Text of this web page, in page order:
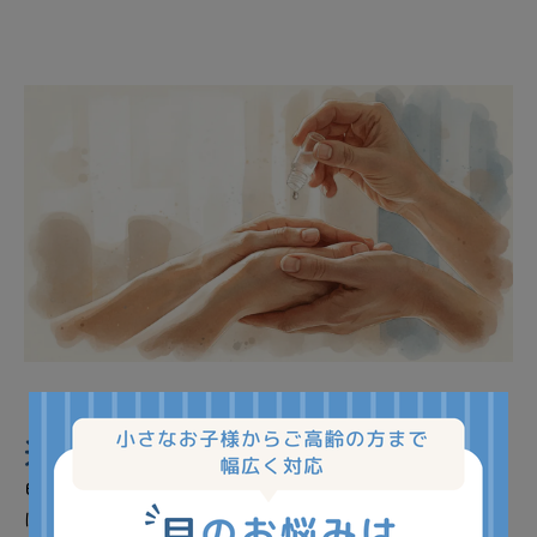
進行期別の白内障の種類
白内障は進行の程度によっても分類されます。 初期段階で
は、水晶体の濁りはわずかで、日常生活にほとんど支障があ